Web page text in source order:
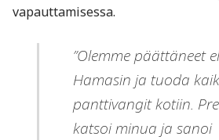
vapauttamisessa.
”Olemme päättäneet
Hamasin ja tuoda
panttivangit kotiin.
katsoi minua ja sanoi